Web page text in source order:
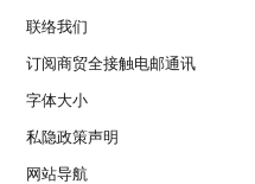
联络我们
订阅商贸全接触电邮通讯
字体大小
私隐政策声明
网站导航